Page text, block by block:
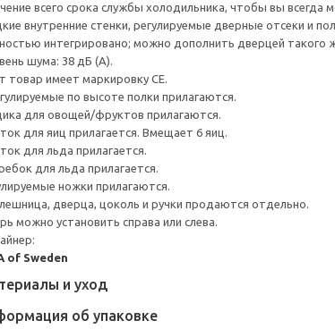
всего срока службы холодильника, чтобы вы всегда
внутренние стенки, регулируемые дверные отсеки и
интегрировано; можно дополнить дверцей такого
шума: 38 дБ (A).
товар имеет маркировку CE.
по высоте полки прилагаются.
для овощей/фруктов прилагаются.
для яиц прилагается. Вмещает 6 яиц.
для льда прилагается.
для льда прилагается.
ножки прилагаются.
дверца, цоколь и ручки продаются отдельно.
можно установить справа или слева.
of Sweden
и уход
об упаковке